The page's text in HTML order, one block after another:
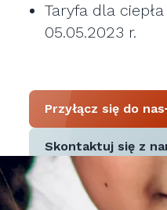
Taryfa dla
05.05.2023 r.
Przyłącz się do nas
Skontaktuj się z